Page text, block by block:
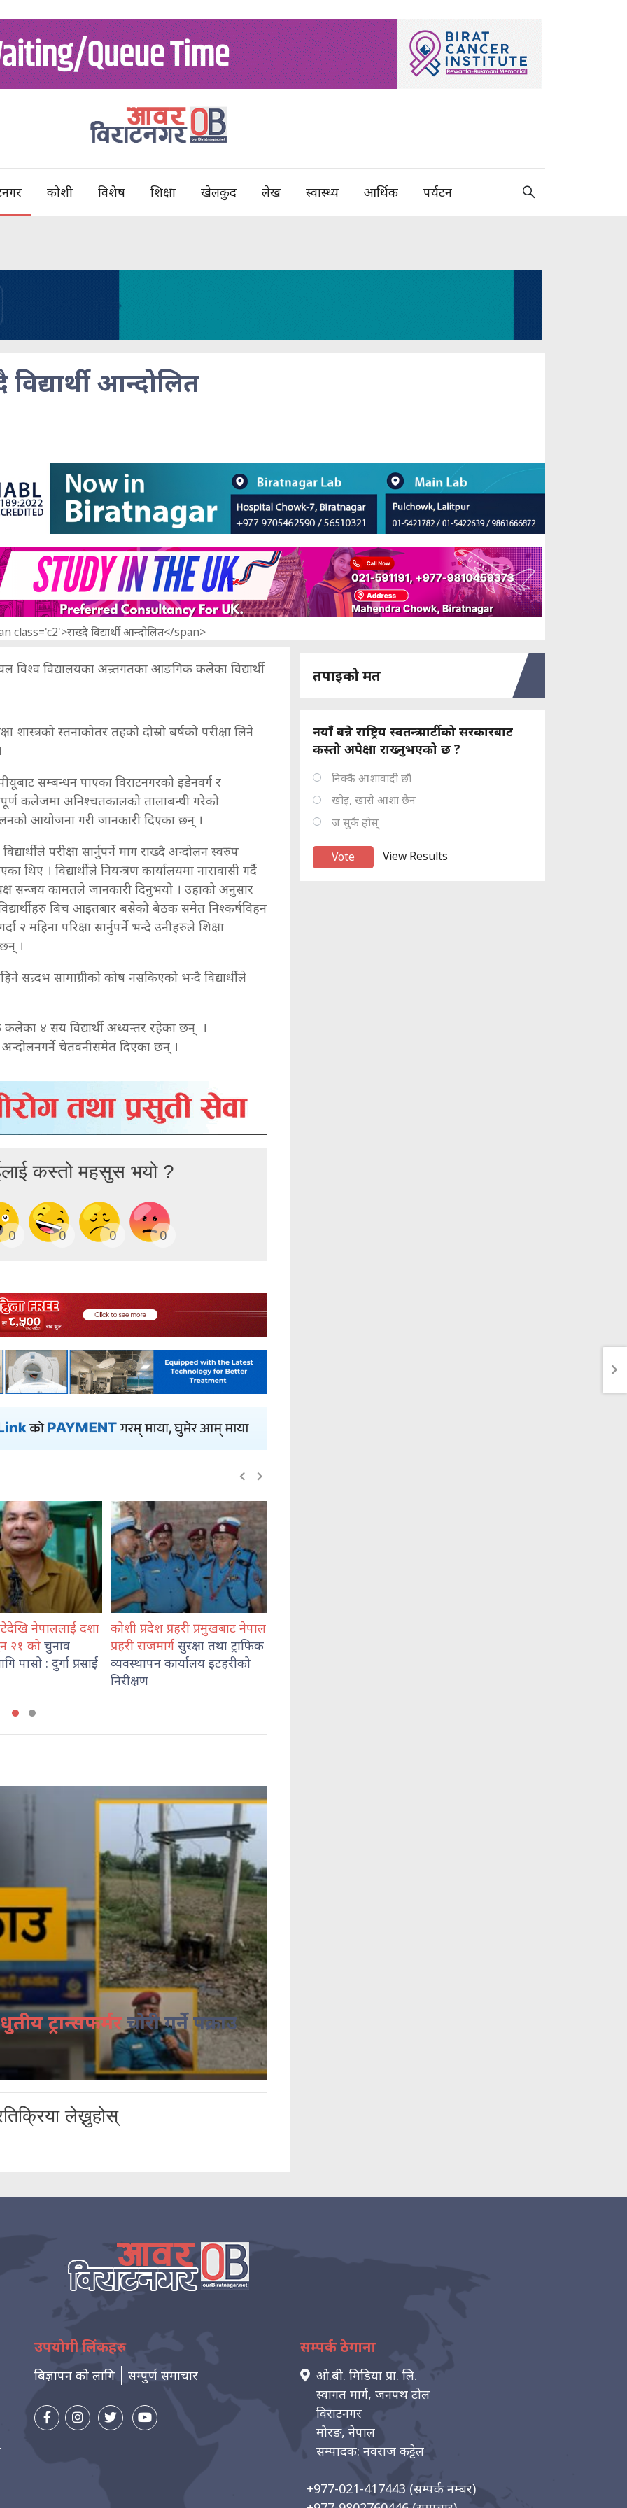
कोशी विशेष शिक्षा खेलकुद लेख स्वास्थ्य आर्थिक पर्यटन
विद्यार्थी आन्दोलित
विद्यालयका अन्र्तगतका आङगिक कलेका विद्यार्थी
शास्त्रको स्तनाकोतर तहको दोस्रो बर्षको परीक्षा लिने
सम्बन्धन पाएका विराटनगरको इडेनवर्ग र
कलेजमा अनिश्चतकालको तालाबन्धी गरेको
आयोजना गरी जानकारी दिएका छन् ।
परीक्षा सार्नुपर्ने माग राख्दै अन्दोलन स्वरुप
थिए । विद्यार्थीले नियन्त्रण कार्यालयमा नारावासी गर्दै
सन्जय कामतले जानकारी दिनुभयो । उहाको अनुसार
बिच आइतबार बसेको बैठक समेत निश्कर्षविहन
२ महिना परिक्षा सार्नुपर्ने भन्दै उनीहरुले शिक्षा
।
सन्र्दभ सामाग्रीको कोष नसकिएको भन्दै विद्यार्थीले
४ सय विद्यार्थी अध्यन्तर रहेका छन् ।
अन्दोलनगर्ने चेतवनीसमेत दिएका छन् ।
कस्तो महसुस भयो ?
0 0 0 0
प्रदेश प्रहरी प्रमुखबाट नेपाल
राजमार्ग सुरक्षा तथा ट्राफिक
कार्यालय इटहरीको
भेडेटारबाट ६४७ किलो गाँजासहित
दुई जना पक्राउ
ट्रान्सफर्मरचोरी गर्ने पक्राउ
लेख्नुहोस्
तपाइको मत
नयाँ बन्ने राष्ट्रिय स्वतन्त्र पार्टीको सरकारबाट
कस्तो अपेक्षा राख्नुभएको छ ?
निक्कै आशावादी छौ
खोइ, खासै आशा छैन
ज सुकै होस्
View Results
उपयोगी लिंकहरु
बिज्ञापन को लागि सम्पुर्ण समाचार
सम्पर्क ठेगाना
ओ.बी. मिडिया प्रा. लि.
स्वागत मार्ग, जनपथ टोल
विराटनगर
मोरङ, नेपाल
सम्पादक: नवराज कट्टेल
+977-021-417443 (सम्पर्क नम्बर)